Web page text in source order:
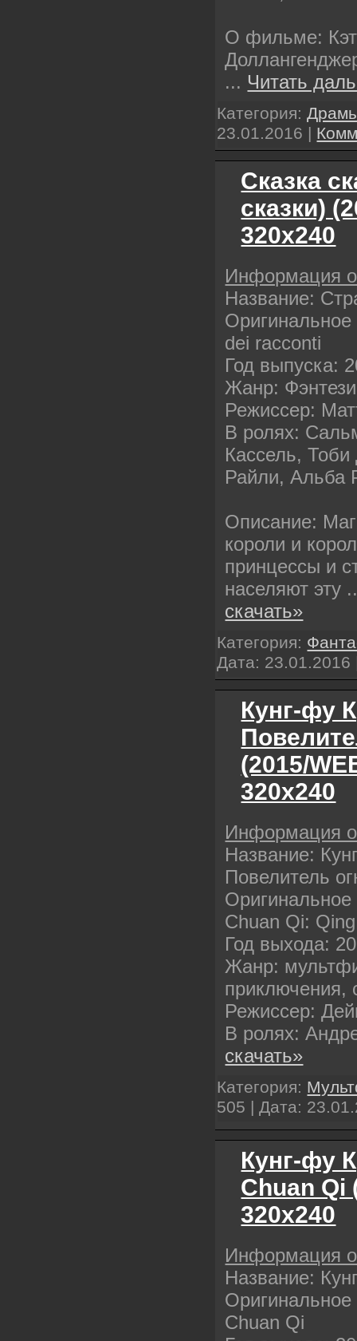
О фильме:
... Читать
Категория:
23.01.2016 |
Сказка
сказки)
320х240
Информация
Название:
dei racconti
Год выпуска:
Жанр:
Режиссер:
В ролях:
Кассель,
Райли, Альба
Описание:
короли и
принцессы и
населяют эту
скачать»
Категория:
Дата: 23.01.2016
Кунг-фу
(2015/
320х240
Информация
Название:
Повелитель
Chuan Qi:
Год выхода:
Жанр:
приключения,
Режиссер:
В ролях:
скачать»
Категория:
505 | Дата:
Кунг-фу
Chuan Qi
320х240
Информация
Название:
Chuan Qi